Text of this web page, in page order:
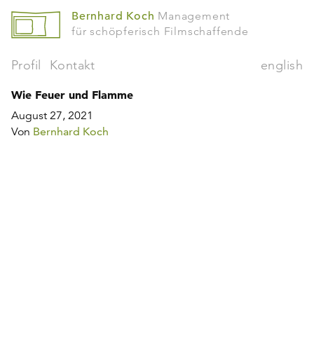
Bernhard Koch Management
für schöpferisch Filmschaffende
Profil Kontakt english
Wie Feuer und Flamme
August 27, 2021
Von Bernhard Koch